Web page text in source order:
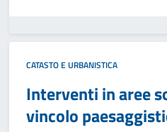
CATASTO E URBANISTICA
Interventi in aree
vincolo